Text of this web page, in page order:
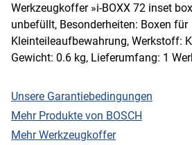
Werkzeugkoffer »i-BOXX 72 inset
unbefüllt, Besonderheiten: Boxen für
Kleinteileaufbewahrung, Werkstoff:
Gewicht: 0.6 kg, Lieferumfang: 1
Unsere Garantiebedingungen
Mehr Produkte von BOSCH
Mehr Werkzeugkoffer